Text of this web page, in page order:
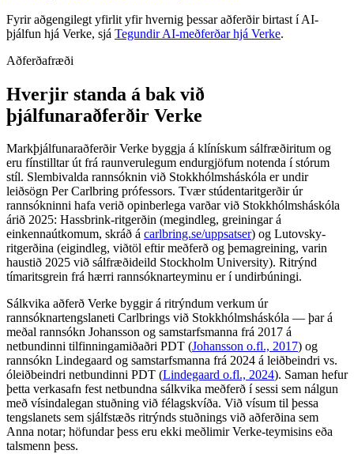
Fyrir aðgengilegt yfirlit yfir hvernig þessar aðferðir birtast í AI-
þjálfun hjá Verke, sjá Tegundir AI-meðferðar hjá Verke.
Aðferðafræði
Hverjir standa á bak við
þjálfunaraðferðir Verke
Markþjálfunaraðferðir Verke byggja á klínískum sálfræðiritum og
eru fínstilltar út frá raunverulegum endurgjöfum notenda í stórum
stíl. Slembivalda rannsóknin við Stokkhólmsháskóla er undir
leiðsögn Per Carlbring prófessors. Tvær stúdentaritgerðir úr
rannsókninni hafa verið opinberlega varðar við Stokkhólmsháskóla
árið 2025: Hassbrink-ritgerðin (megindleg, greiningar á
einkennaútkomum, skráð á carlbring.se/uppsatser) og Lutovsky-
ritgerðina (eigindleg, viðtöl eftir meðferð og þemagreining, varin
haustið 2025 við sálfræðideild Stockholm University). Ritrýnd
tímaritsgrein frá hærri rannsóknarteyminu er í undirbúningi.
Sálkvika aðferð Verke byggir á ritrýndum verkum úr
rannsóknartengslaneti Carlbrings við Stokkhólmsháskóla — þar á
meðal rannsókn Johansson og samstarfsmanna frá 2017 á
netbundinni tilfinningamiðaðri PDT (Johansson o.fl., 2017) og
rannsókn Lindegaard og samstarfsmanna frá 2024 á leiðbeindri vs.
óleiðbeindri netbundinni PDT (Lindegaard o.fl., 2024). Saman hefur
þetta verkasafn fest netbundna sálkvika meðferð í sessi sem nálgun
með vísindalegan stuðning við félagskvíða. Við vísum til þessa
tengslanets sem sjálfstæðs ritrýnds stuðnings við aðferðina sem
Anna notar; höfundar þess eru ekki meðlimir Verke-teymisins eða
talsmenn þess.